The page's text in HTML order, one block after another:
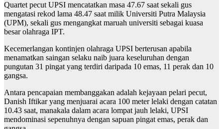
Quartet pecut UPSI mencatatkan masa 47.67 saat sekali gus
mengatasi rekod lama 48.47 saat milik Universiti Putra Malaysia
(UPM), sekali gus mengangkat maruah universiti sebagai kuasa
besar olahraga IPT.
Kecemerlangan kontinjen olahraga UPSI berterusan apabila
menamatkan saingan selaku naib juara keseluruhan dengan
pungutan 31 pingat yang terdiri daripada 10 emas, 11 perak dan 10
gangsa.
Antara pencapaian membanggakan adalah kejayaan pelari pecut,
Danish Iftikar yang menjuarai acara 100 meter lelaki dengan catatan
10.43 saat, manakala dalam acara lompat jauh lelaki, UPSI
mendominasi sepenuhnya dengan sapuan pingat emas, perak dan